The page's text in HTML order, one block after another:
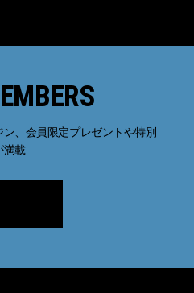
、会員限定プレゼントや特別
満載